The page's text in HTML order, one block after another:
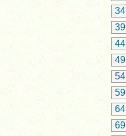
34
39
44
49
54
59
64
69